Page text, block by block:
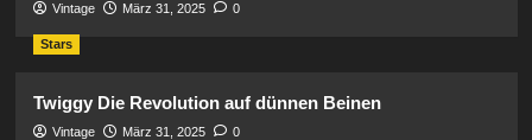
Vintage März 31, 2025 0
Stars
Twiggy Die Revolution auf dünnen Beinen
Vintage März 31, 2025 0